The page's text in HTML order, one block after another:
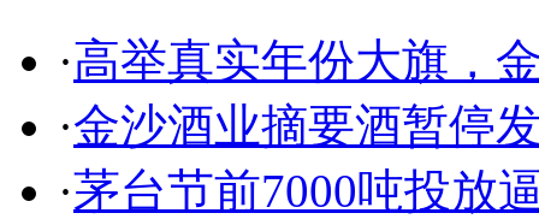
·高举真实年份大旗，
·金沙酒业摘要酒暂停
·茅台节前7000吨投放